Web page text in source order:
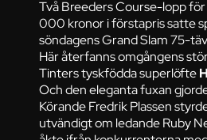
Två Breeders Course-lopp
000 kronor i förstapris satte
söndagens Grand Slam 75-
Här återfanns omgångens
Tinters tyskfödda superlöfte
Och den eleganta fuxan
Körande Fredrik Plassen
utvändigt om ledande Ruby